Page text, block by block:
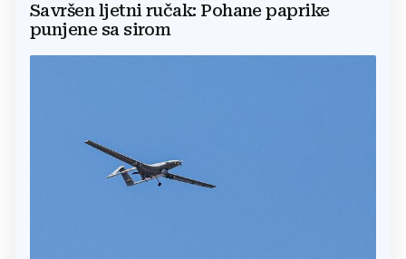
Savršen ljetni ručak: Pohane paprike
punjene sa sirom